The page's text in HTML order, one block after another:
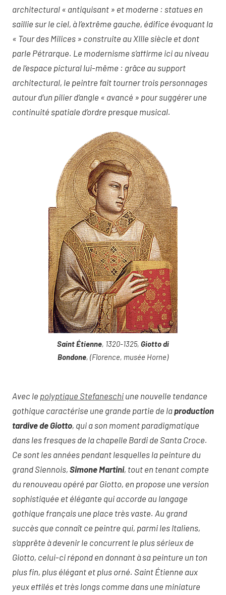
architectural « antiquisant » et moderne : statues en
saillie sur le ciel, à l’extrême gauche, édifice évoquant la
« Tour des Milices » construite au XIIIe siècle et dont
parle Pétrarque. Le modernisme s’affirme ici au niveau
de l’espace pictural lui-même : grâce au support
architectural, le peintre fait tourner trois personnages
autour d’un pilier d’angle « avancé » pour suggérer une
continuité spatiale d’ordre presque musical.
Saint Étienne, 1320-1325, Giotto di
Bondone, (Florence, musée Horne)
Avec le polyptique Stefaneschi une nouvelle tendance
gothique caractérise une grande partie de laproduction
tardive de Giotto, qui a son moment paradigmatique
dans les fresques de la chapelle Bardi de Santa Croce.
Ce sont les années pendant lesquelles la peinture du
grand Siennois, Simone Martini, tout en tenant compte
du renouveau opéré par Giotto, en propose une version
sophistiquée et élégante qui accorde au langage
gothique français une place très vaste. Au grand
succès que connaît ce peintre qui, parmi les Italiens,
s’apprête à devenir le concurrent le plus sérieux de
Giotto, celui-ci répond en donnant à sa peinture un ton
plus fin, plus élégant et plus orné. Saint Étienne aux
yeux effilés et très longs comme dans une miniature